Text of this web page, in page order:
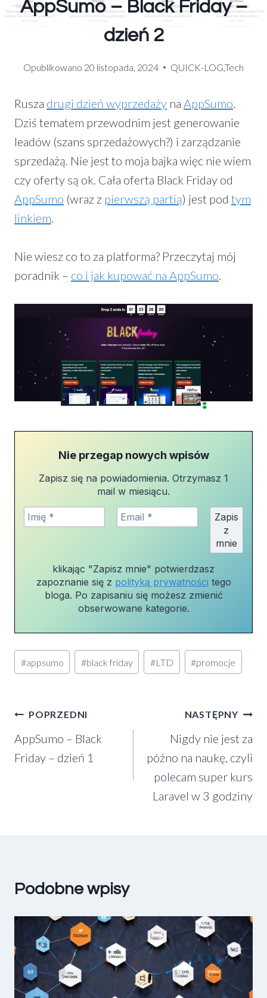
AppSumo – Black Friday –
dzień 2
Opublikowano 20 listopada, 2024 QUICK-LOG,Tech
Rusza drugi dzień wyprzedaży na AppSumo.
Dziś tematem przewodnim jest generowanie
leadów (szans sprzedażowych?) i zarządzanie
sprzedażą. Nie jest to moja bajka więc nie wiem
czy oferty są ok. Cała oferta Black Friday od
AppSumo (wraz z pierwszą partią) jest pod tym
linkiem.
Nie wiesz co to za platforma? Przeczytaj mój
poradnik – co i jak kupować na AppSumo.
Nie przegap nowych wpisów
Zapisz się na powiadomienia. Otrzymasz 1
mail w miesiącu.
klikając "Zapisz mnie" potwierdzasz
zapoznanie się z polityką prywatności tego
bloga. Po zapisaniu się możesz zmienić
obserwowane kategorie.
Tagi
wpisu:
#appsumo #black friday #LTD #promocje
Nawigacja
wpisu
POPRZEDNI
AppSumo – Black
Friday – dzień 1
NASTĘPNY
Nigdy nie jest za
późno na naukę, czyli
polecam super kurs
Laravel w 3 godziny
Podobne wpisy